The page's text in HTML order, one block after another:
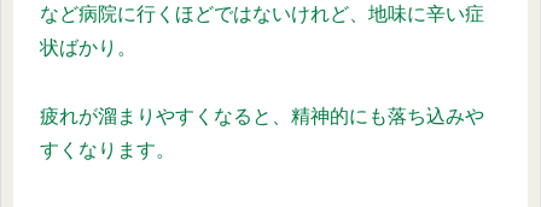
など病院に行くほどではないけれど、地味に辛い症
状ばかり。
疲れが溜まりやすくなると、精神的にも落ち込みや
すくなります。